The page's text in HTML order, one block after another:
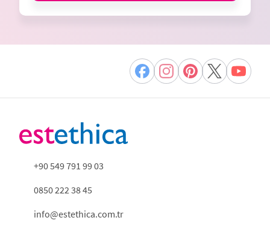
+90 549 791 99 03
0850 222 38 45
info@estethica.com.tr